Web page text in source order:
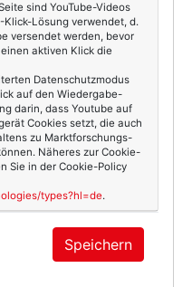
ringsind YouTube-Videos
Lösung verwendet, d.
versendet werden, bevor
aktiven Klick die
Datenschutzmodus
auf den Wiedergabe-
darin, dass Youtube auf
Cookies setzt, die auch
zu Marktforschungs-
Näheres zur Cookie-
Sie in der Cookie-Policy
types?hl=de.
Speichern